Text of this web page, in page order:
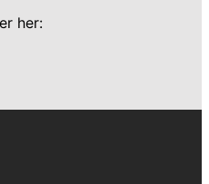
her: